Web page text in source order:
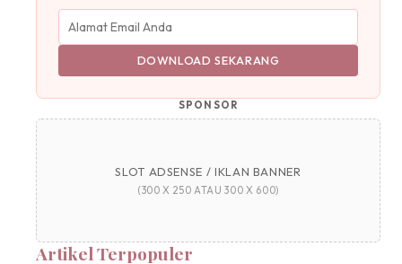
DOWNLOAD SEKARANG
SPONSOR
SLOT ADSENSE / IKLAN BANNER
(300 X 250 ATAU 300 X 600)
Artikel Terpopuler